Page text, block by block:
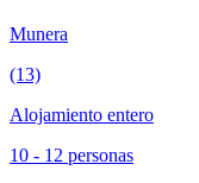
Munera
(13)
Alojamiento entero
10 - 12 personas